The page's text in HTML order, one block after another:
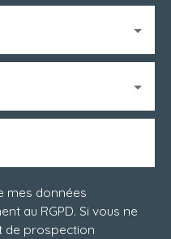
mes données
au RGPD. Si vous ne
de prospection